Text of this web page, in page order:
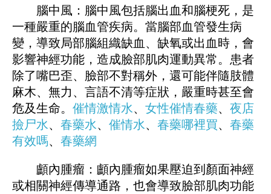
腦中風：腦中風包括腦出血和腦梗死，是
一種嚴重的腦血管疾病。當腦部血管發生病
變，導致局部腦組織缺血、缺氧或出血時，會
影響神經功能，造成臉部肌肉運動異常。患者
除了嘴巴歪、臉部不對稱外，還可能伴隨肢體
麻木、無力、言語不清等症狀，嚴重時甚至會
危及生命。 催情激情水、 女性催情春藥、 夜店
撿尸水、 春藥水、 催情水、 春藥哪裡買、 春藥
有效嗎、 春藥網
顱內腫瘤：顱內腫瘤如果壓迫到顏面神經
或相關神經傳導通路，也會導致臉部肌肉功能